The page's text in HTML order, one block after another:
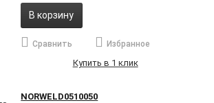
В корзину
Сравнить Избранное
Купить в 1 клик
NORWELD0510050